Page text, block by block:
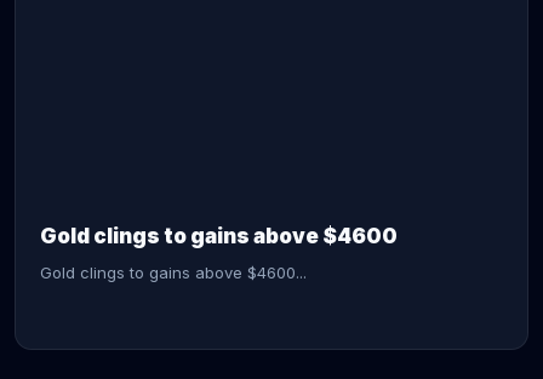
Gold clings to gains above $4600
Gold clings to gains above $4600...